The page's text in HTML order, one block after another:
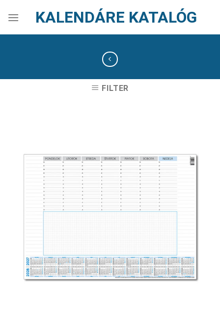
KALENDÁRE KATALÓG
FILTER